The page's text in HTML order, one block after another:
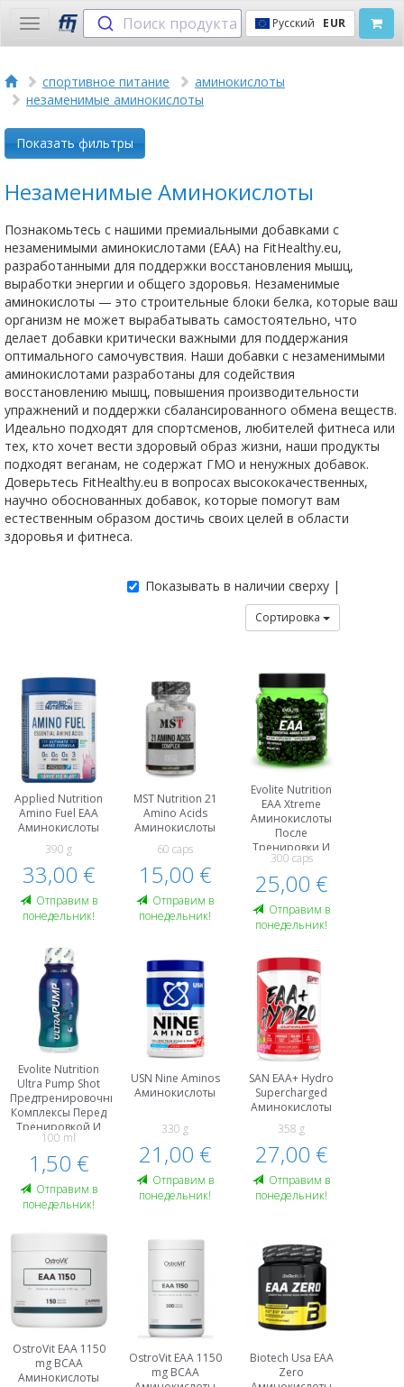
Toggle
navigation
Поиск продукта Русский EUR
спортивное питание
аминокислоты
незаменимые аминокислоты
Показать фильтры
Незаменимые Аминокислоты
Познакомьтесь с нашими премиальными добавками с
незаменимыми аминокислотами (EAA) на FitHealthy.eu,
разработанными для поддержки восстановления мышц,
выработки энергии и общего здоровья. Незаменимые
аминокислоты — это строительные блоки белка, которые ваш
организм не может вырабатывать самостоятельно, что
делает добавки критически важными для поддержания
оптимального самочувствия. Наши добавки с незаменимыми
аминокислотами разработаны для содействия
восстановлению мышц, повышения производительности
упражнений и поддержки сбалансированного обмена веществ.
Идеально подходят для спортсменов, любителей фитнеса или
тех, кто хочет вести здоровый образ жизни, наши продукты
подходят веганам, не содержат ГМО и ненужных добавок.
Доверьтесь FitHealthy.eu в вопросах высококачественных,
научно обоснованных добавок, которые помогут вам
естественным образом достичь своих целей в области
здоровья и фитнеса.
Показывать в наличии сверху |
Сортировка
Applied Nutrition
Amino Fuel EAA
Аминокислоты
390 g
33,00 €
Oтправим в
понедельник!
MST Nutrition 21
Amino Acids
Аминокислоты
60 caps
15,00 €
Oтправим в
понедельник!
Evolite Nutrition
EAA Xtreme
Аминокислоты
После
Тренировки И
Восстановление
300 caps
25,00 €
Oтправим в
понедельник!
Evolite Nutrition
Ultra Pump Shot
Предтренировочные
Комплексы Пeред
Тренировкой И
Энергетики
Аминокислоты
100 ml
1,50 €
Oтправим в
понедельник!
USN Nine Aminos
Аминокислоты
330 g
21,00 €
Oтправим в
понедельник!
SAN EAA+ Hydro
Supercharged
Аминокислоты
358 g
27,00 €
Oтправим в
понедельник!
OstroVit EAA 1150
mg BCAA
Аминокислоты
OstroVit EAA 1150
mg BCAA
Biotech Usa EAA
Zero